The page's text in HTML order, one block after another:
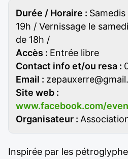
Durée / Horaire :
19h / Vernissage le
de 18h /
Accès : Entrée libre
Contact info et/ou resa :
Email :
Site web :
www.facebook.com/
Organisateur :
Inspirée par les